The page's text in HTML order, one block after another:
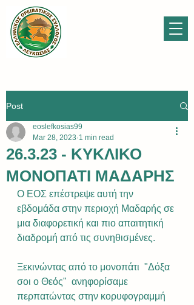
Post
26.3.23 - ΚΥΚΛΙΚΟ
ΜΟΝΟΠΑΤΙ ΜΑΔΑΡΗΣ
eoslefkosias99
Mar 28, 2023 1 min read
Ο ΕΟΣ επέστρεψε αυτή την
εβδομάδα στην περιοχή Μαδαρής σε
μια διαφορετική και πιο απαιτητική
διαδρομή από τις συνηθισμένες.
Ξεκινώντας από το μονοπάτι  "Δόξα
σοι ο Θεός"  ανηφορίσαμε
περπατώντας στην κορυφογραμμή